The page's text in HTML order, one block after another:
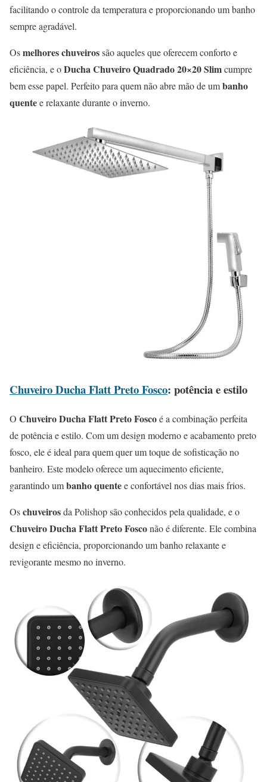
facilitando o controle da temperatura e proporcionando um banho
sempre agradável.
Osmelhores chuveirossão aqueles que oferecem conforto e
eficiência, e oDucha Chuveiro Quadrado 20×20 Slimcumpre
bem esse papel. Perfeito para quem não abre mão de umbanho
quentee relaxante durante o inverno.
Chuveiro Ducha Flatt Preto Fosco: potência e estilo
O Chuveiro Ducha Flatt Preto Foscoé a combinação perfeita
de potência e estilo. Com um design moderno e acabamento preto
fosco, ele é ideal para quem quer um toque de sofisticação no
banheiro. Este modelo oferece um aquecimento eficiente,
garantindo umbanho quentee confortável nos dias mais frios.
Oschuveirosda Polishop são conhecidos pela qualidade, e o
Chuveiro Ducha Flatt Preto Fosconão é diferente. Ele combina
design e eficiência, proporcionando um banho relaxante e
revigorante mesmo no inverno.